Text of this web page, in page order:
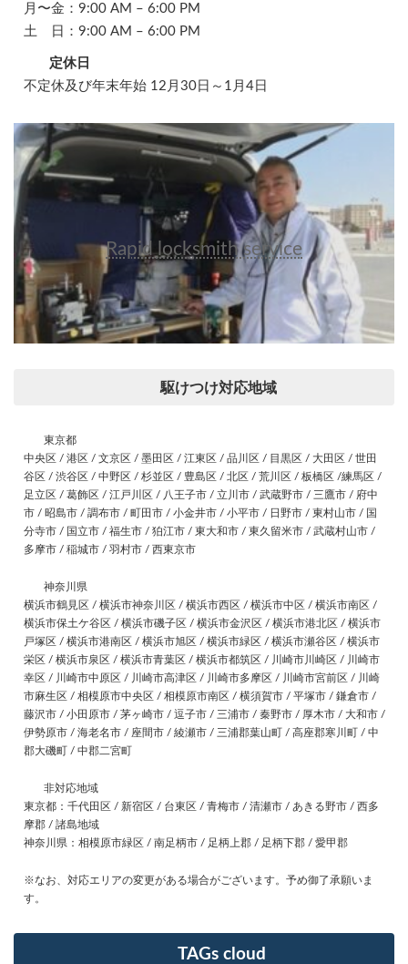
月〜金：9:00 AM – 6:00 PM
土 日：9:00 AM – 6:00 PM
定休日
不定休及び年末年始 12月30日～1月4日
Rapid locksmith service
駆けつけ対応地域
東京都
中央区 / 港区 / 文京区 / 墨田区 / 江東区 / 品川区 / 目黒区 / 大田区 / 世田
谷区 / 渋谷区 / 中野区 / 杉並区 / 豊島区 / 北区 / 荒川区 / 板橋区 /練馬区 /
足立区 / 葛飾区 / 江戸川区 / 八王子市 / 立川市 / 武蔵野市 / 三鷹市 / 府中
市 / 昭島市 / 調布市 / 町田市 / 小金井市 / 小平市 / 日野市 / 東村山市 / 国
分寺市 / 国立市 / 福生市 / 狛江市 / 東大和市 / 東久留米市 / 武蔵村山市 /
多摩市 / 稲城市 / 羽村市 / 西東京市
神奈川県
横浜市鶴見区 / 横浜市神奈川区 / 横浜市西区 / 横浜市中区 / 横浜市南区 /
横浜市保土ケ谷区 / 横浜市磯子区 / 横浜市金沢区 / 横浜市港北区 / 横浜市
戸塚区 / 横浜市港南区 / 横浜市旭区 / 横浜市緑区 / 横浜市瀬谷区 / 横浜市
栄区 / 横浜市泉区 / 横浜市青葉区 / 横浜市都筑区 / 川崎市川崎区 / 川崎市
幸区 / 川崎市中原区 / 川崎市高津区 / 川崎市多摩区 / 川崎市宮前区 / 川崎
市麻生区 / 相模原市中央区 / 相模原市南区 / 横須賀市 / 平塚市 / 鎌倉市 /
藤沢市 / 小田原市 / 茅ヶ崎市 / 逗子市 / 三浦市 / 秦野市 / 厚木市 / 大和市 /
伊勢原市 / 海老名市 / 座間市 / 綾瀬市 / 三浦郡葉山町 / 高座郡寒川町 / 中
郡大磯町 / 中郡二宮町
非対応地域
東京都：千代田区 / 新宿区 / 台東区 / 青梅市 / 清瀬市 / あきる野市 / 西多
摩郡 / 諸島地域
神奈川県：相模原市緑区 / 南足柄市 / 足柄上郡 / 足柄下郡 / 愛甲郡
※なお、対応エリアの変更がある場合がございます。予め御了承願いま
す。
TAGs cloud